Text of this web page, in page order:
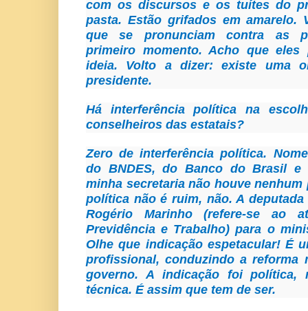
com os discursos e os tuítes do
pasta. Estão grifados em amarelo.
que se pronunciam contra as
primeiro momento. Acho que eles
ideia. Volto a dizer: existe uma
presidente.
Há interferência política na
conselheiros das estatais?
Zero de interferência política.
do BNDES, do Banco do Brasil e
minha secretaria não houve nenhum
política não é ruim, não. A
Rogério Marinho (refere-se ao
Previdência e Trabalho) para o
Olhe que indicação espetacular! É
profissional, conduzindo a reforma
governo. A indicação foi política,
técnica. É assim que tem de ser.